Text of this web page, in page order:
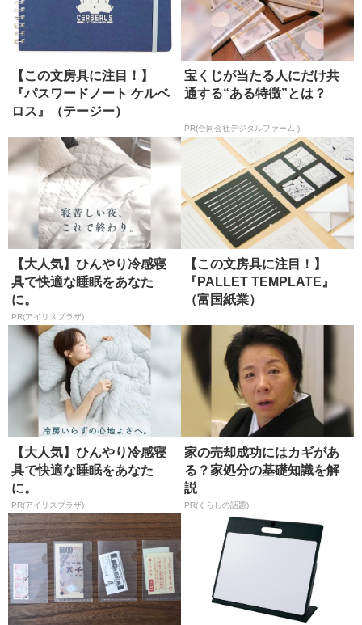
【この文房具に注目！】
『パスワードノート ケルベ
ロス』（テージー）
宝くじが当たる人にだけ共
通する“ある特徴”とは？
PR(合同会社デジタルファーム )
【大人気】ひんやり冷感寝
具で快適な睡眠をあなた
に。
PR(アイリスプラザ)
【この文房具に注目！】
『PALLET TEMPLATE』
（富国紙業）
【大人気】ひんやり冷感寝
具で快適な睡眠をあなた
に。
PR(アイリスプラザ)
家の売却成功にはカギがあ
る？家処分の基礎知識を解
説
PR(くらしの話題)